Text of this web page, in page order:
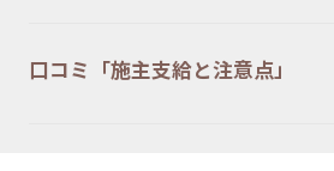
口コミ「施主支給と注意点」